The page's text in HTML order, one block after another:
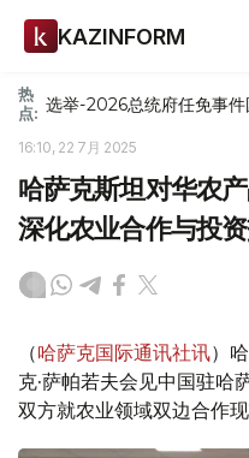
KAZINFORM
热
点: 选举-2026总统府任免事件
16:10, 22 7月 2025
哈萨克斯坦对华农
深化农业合作与投
（哈萨克国际通讯社讯）
克·萨帕若夫会见中国驻哈
双方就农业领域双边合作